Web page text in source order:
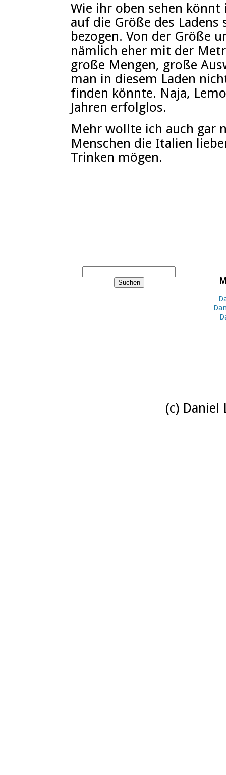
Wie ihr oben sehen
auf die Größe des
bezogen. Von der Größe
nämlich eher mit der
große Mengen, große
man in diesem Laden
finden könnte. Naja,
Jahren erfolglos.
Mehr wollte ich auch gar
Menschen die Italien
Trinken mögen.
(c) Daniel